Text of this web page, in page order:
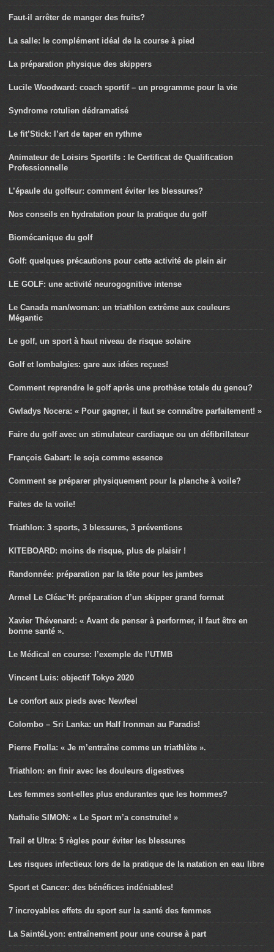
Faut-il arrêter de manger des fruits?
La salle: le complément idéal de la course à pied
La préparation physique des skippers
Lucile Woodward: coach sportif – un programme pour la vie
Syndrome rotulien dédramatisé
Le fit’Stick: l’art de taper en rythme
Animateur de Loisirs Sportifs : le Certificat de Qualification
Professionnelle
L’épaule du golfeur: comment éviter les blessures?
Nos conseils en hydratation pour la pratique du golf
Biomécanique du golf
Golf: quelques précautions pour cette activité de plein air
LE GOLF: une activité neurogognitive intense
Le Canada man/woman: un triathlon extrême aux couleurs
Mégantic
Le golf, un sport à haut niveau de risque solaire
Golf et lombalgies: gare aux idées reçues!
Comment reprendre le golf après une prothèse totale du genou?
Gwladys Nocera: « Pour gagner, il faut se connaître parfaitement! »
Faire du golf avec un stimulateur cardiaque ou un défibrillateur
François Gabart: le soja comme essence
Comment se préparer physiquement pour la planche à voile?
Faites de la voile!
Triathlon: 3 sports, 3 blessures, 3 préventions
KITEBOARD: moins de risque, plus de plaisir !
Randonnée: préparation par la tête pour les jambes
Armel Le Cléac’H: préparation d’un skipper grand format
Xavier Thévenard: « Avant de penser à performer, il faut être en
bonne santé ».
Le Médical en course: l’exemple de l’UTMB
Vincent Luis: objectif Tokyo 2020
Le confort aux pieds avec Newfeel
Colombo – Sri Lanka: un Half Ironman au Paradis!
Pierre Frolla: « Je m’entraîne comme un triathlète ».
Triathlon: en finir avec les douleurs digestives
Les femmes sont-elles plus endurantes que les hommes?
Nathalie SIMON: « Le Sport m’a construite! »
Trail et Ultra: 5 règles pour éviter les blessures
Les risques infectieux lors de la pratique de la natation en eau libre
Sport et Cancer: des bénéfices indéniables!
7 incroyables effets du sport sur la santé des femmes
La SaintéLyon: entraînement pour une course à part